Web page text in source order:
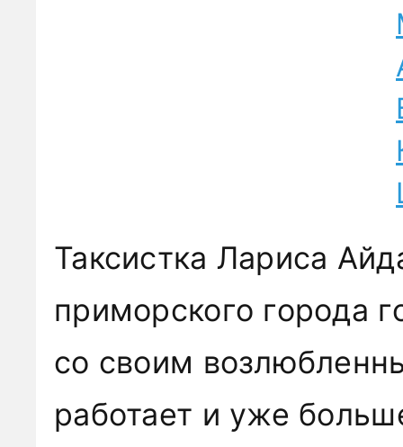
Таксистка Лариса
приморского города
со своим
работает и уже